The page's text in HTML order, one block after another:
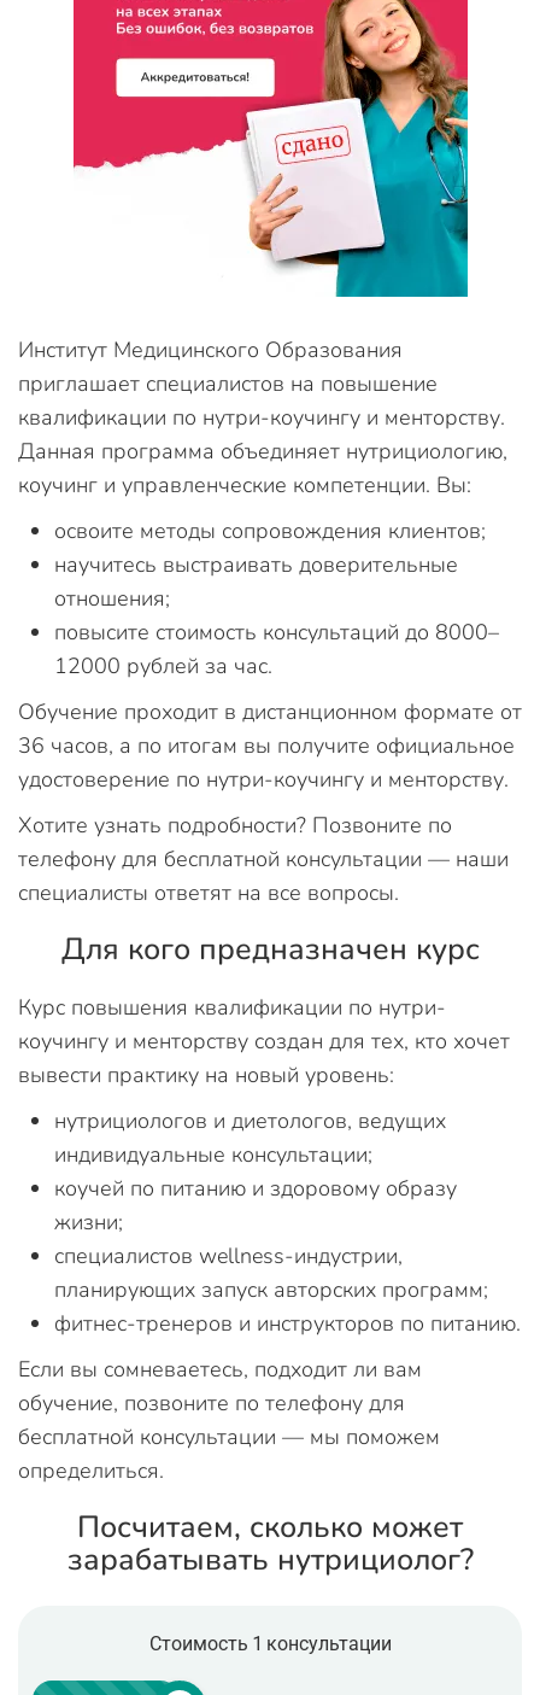
Институт Медицинского Образования
приглашает специалистов на повышение
квалификации по нутри-коучингу и менторству.
Данная программа объединяет нутрициологию,
коучинг и управленческие компетенции. Вы:
освоите методы сопровождения клиентов;
научитесь выстраивать доверительные
отношения;
повысите стоимость консультаций до 8000–
12000 рублей за час.
Обучение проходит в дистанционном формате от
36 часов, а по итогам вы получите официальное
удостоверение по нутри-коучингу и менторству.
Хотите узнать подробности? Позвоните по
телефону для бесплатной консультации — наши
специалисты ответят на все вопросы.
Для кого предназначен курс
Курс повышения квалификации по нутри-
коучингу и менторству создан для тех, кто хочет
вывести практику на новый уровень:
нутрициологов и диетологов, ведущих
индивидуальные консультации;
коучей по питанию и здоровому образу
жизни;
специалистов wellness-индустрии,
планирующих запуск авторских программ;
фитнес-тренеров и инструкторов по питанию.
Если вы сомневаетесь, подходит ли вам
обучение, позвоните по телефону для
бесплатной консультации — мы поможем
определиться.
Посчитаем, сколько может
зарабатывать нутрициолог?
Стоимость 1 консультации